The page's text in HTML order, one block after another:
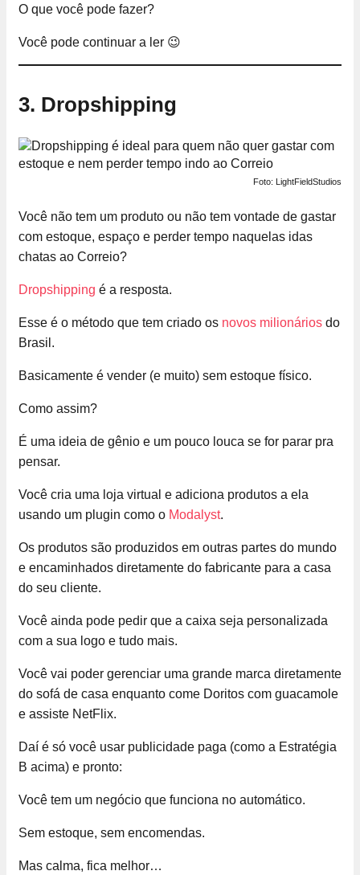
O que você pode fazer?
Você pode continuar a ler 😉
3. Dropshipping
Foto: LightFieldStudios
Você não tem um produto ou não tem vontade de gastar
com estoque, espaço e perder tempo naquelas idas
chatas ao Correio?
Dropshipping é a resposta.
Esse é o método que tem criado os novos milionários do
Brasil.
Basicamente é vender (e muito) sem estoque físico.
Como assim?
É uma ideia de gênio e um pouco louca se for parar pra
pensar.
Você cria uma loja virtual e adiciona produtos a ela
usando um plugin como o Modalyst.
Os produtos são produzidos em outras partes do mundo
e encaminhados diretamente do fabricante para a casa
do seu cliente.
Você ainda pode pedir que a caixa seja personalizada
com a sua logo e tudo mais.
Você vai poder gerenciar uma grande marca diretamente
do sofá de casa enquanto come Doritos com guacamole
e assiste NetFlix.
Daí é só você usar publicidade paga (como a Estratégia
B acima) e pronto:
Você tem um negócio que funciona no automático.
Sem estoque, sem encomendas.
Mas calma, fica melhor…